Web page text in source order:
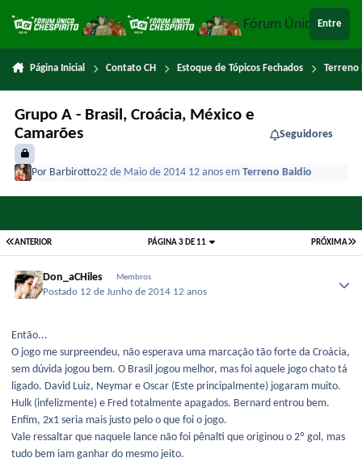
Fórum ÚnicoEntre
Página Inicial Contato CH Estoque de Tópicos Fechados
Grupo A - Brasil, Croácia, México e
Camarões
Seguidores
Por Barbirotto22 de Maio de 2014 12 anosemTerreno Baldio
ANTERIOR PRÓXIMA
PÁGINA 3 DE 11
Don_aCHiles Membros
Postado 12 de Junho de 2014 12 anos
Então...
O jogo me surpreendeu, não esperava uma marcação tão forte da Croácia,
sem dúvida jogou bem. O Brasil jogou melhor, mas foi aquele jogo chato tá
ligado. David Luiz, Neymar e Oscar (Este principalmente) jogaram muito.
Hulk (infelizmente) e Fred totalmente apagados. Bernard entrou bem.
Enfim, 2x1 seria mais justo pelo o que foi o jogo.
Vale ressaltar que naquele lance não foi pênalti que originou o 2º gol, mas
tudo bem iam ganhar do mesmo jeito.